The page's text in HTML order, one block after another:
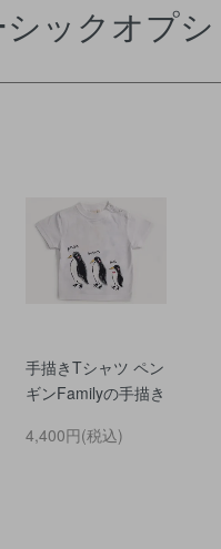
ックオプシ
手描きTシャツ ペン
ギンFamilyの手描き
4,400円(税込)